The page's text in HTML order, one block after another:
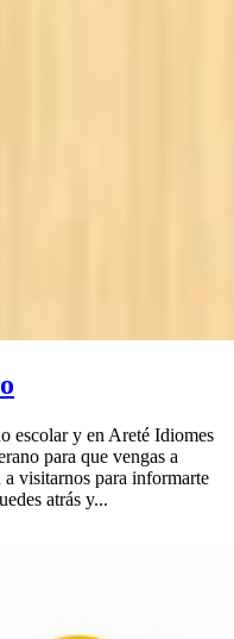
escolar y en Areté Idiomes
para que vengas a
visitarnos para informarte
atrás y...